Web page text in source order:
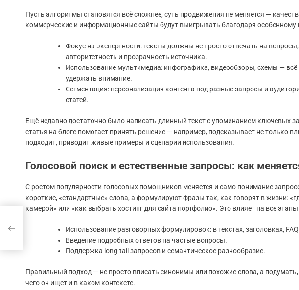
Пусть алгоритмы становятся всё сложнее, суть продвижения не меняется —
коммерческие и информационные сайты будут выигрывать благодаря особенному
Фокус на экспертности: тексты должны не просто отвечать на
авторитетность и прозрачность источника.
Использование мультимедиа: инфографика, видеообзоры, схемы —
удержать внимание.
Сегментация: персонализация контента под разные запросы и
статей.
Ещё недавно достаточно было написать длинный текст с упоминанием ключевых
статья на блоге помогает принять решение — например, подсказывает не только
подходит, приводит живые примеры и сценарии использования.
Голосовой поиск и естественные запросы: как
С ростом популярности голосовых помощников меняется и само понимание
короткие, «стандартные» слова, а формулируют фразы так, как говорят в жизни:
камерой» или «как выбрать хостинг для сайта портфолио». Это влияет на все
Использование разговорных формулировок: в текстах, заголовках,
Введение подробных ответов на частые вопросы.
Поддержка long-tail запросов и семантическое разнообразие.
Правильный подход — не просто вписать синонимы или похожие слова, а
чего он ищет и в каком контексте.